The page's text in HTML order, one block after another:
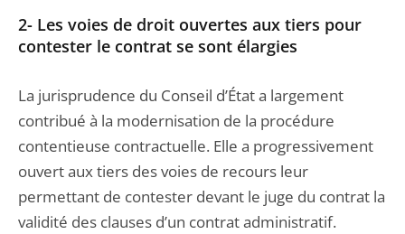
2- Les voies de droit ouvertes aux tiers pour
contester le contrat se sont élargies
La jurisprudence du Conseil d’État a largement
contribué à la modernisation de la procédure
contentieuse contractuelle. Elle a progressivement
ouvert aux tiers des voies de recours leur
permettant de contester devant le juge du contrat la
validité des clauses d’un contrat administratif.